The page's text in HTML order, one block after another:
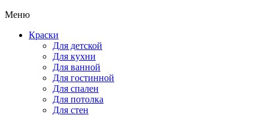
Меню
Краски
Для детской
Для кухни
Для ванной
Для гостинной
Для спален
Для потолка
Для стен